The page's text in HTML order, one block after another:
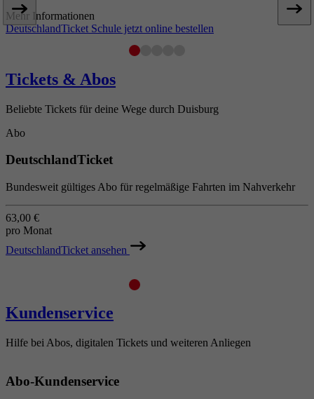
Mehr Informationen
DeutschlandTicket Schule jetzt online bestellen
Tickets & Abos
Beliebte Tickets für deine Wege durch Duisburg
Abo
DeutschlandTicket
Bundesweit gültiges Abo für regelmäßige Fahrten im Nahverkehr
63,00 €
pro Monat
DeutschlandTicket ansehen
Kundenservice
Hilfe bei Abos, digitalen Tickets und weiteren Anliegen
Abo-Kundenservice